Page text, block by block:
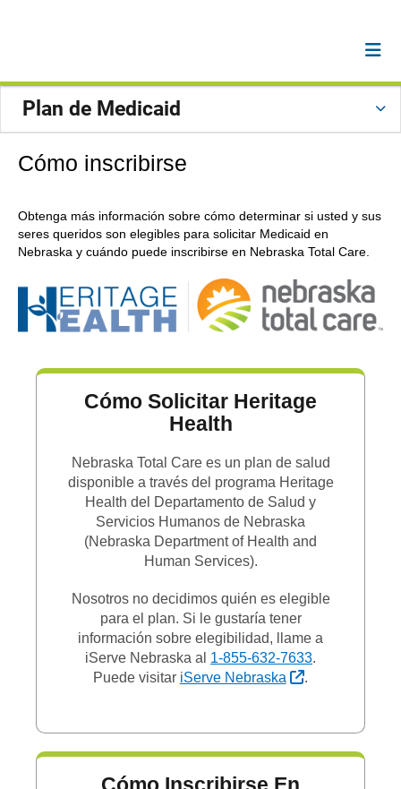
Plan de Medicaid
Cómo inscribirse
Obtenga más información sobre cómo determinar si usted y sus
seres queridos son elegibles para solicitar Medicaid en
Nebraska y cuándo puede inscribirse en Nebraska Total Care.
Cómo Solicitar Heritage
Health
Nebraska Total Care es un plan de salud
disponible a través del programa Heritage
Health del Departamento de Salud y
Servicios Humanos de Nebraska
(Nebraska Department of Health and
Human Services).
Nosotros no decidimos quién es elegible
para el plan. Si le gustaría tener
información sobre elegibilidad, llame a
iServe Nebraska al 1-855-632-7633.
Puede visitar iServe Nebraska Sitio Externo
.